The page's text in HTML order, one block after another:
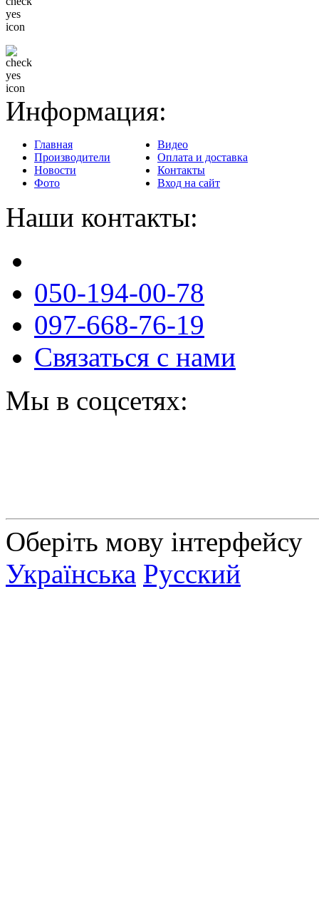
Информация:
Главная
Производители
Новости
Фото
Видео
Оплата и доставка
Контакты
Вход на сайт
Наши контакты:
050-194-00-78
097-668-76-19
Связаться с нами
Мы в соцсетях:
Оберіть мову інтерфейсу
Українська Русский